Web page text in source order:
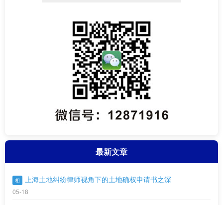
最新文章
相 上海土地纠纷律师视角下的土地确权申请书之深
05-18